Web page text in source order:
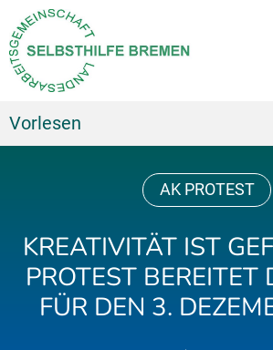
Vorlesen
AK PROTEST
KREATIVITÄT IST
PROTEST BEREITET
FÜR DEN 3.